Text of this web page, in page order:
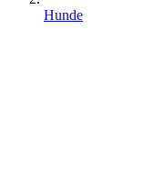
Hunde